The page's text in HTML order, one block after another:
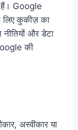
Google
लिए कुकीज़ का
और डेटा
की
अस्वीकार या